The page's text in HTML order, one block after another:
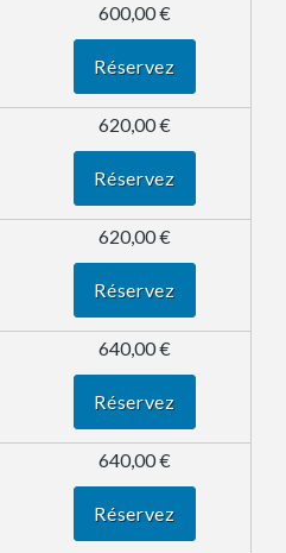
600,00 €
Réservez
620,00 €
Réservez
620,00 €
Réservez
640,00 €
Réservez
640,00 €
Réservez